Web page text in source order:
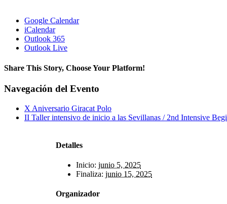
Google Calendar
iCalendar
Outlook 365
Outlook Live
Share This Story, Choose Your Platform!
Facebook
X
Reddit
LinkedIn
WhatsApp
Telegram
Tumblr
Pinterest
Vk
Xing
Correo
electrónico
Navegación del Evento
X Aniversario Giracat Polo
II Taller intensivo de inicio a las Sevillanas / 2nd Intensive
Detalles
Inicio: junio 5, 2025
Finaliza: junio 15, 2025
Organizador